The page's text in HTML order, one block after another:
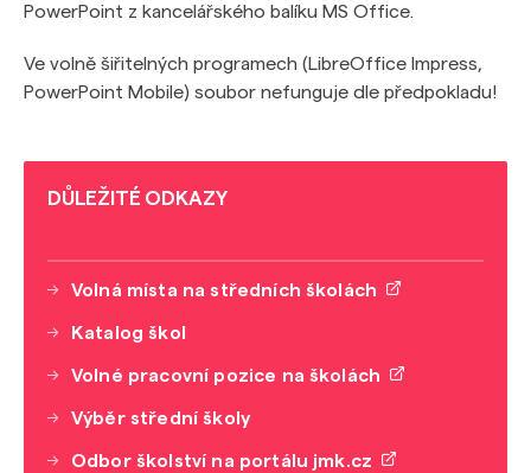
PowerPoint z kancelářského balíku MS Office.
Ve volně šiřitelných programech (LibreOffice Impress,
PowerPoint Mobile) soubor nefunguje dle předpokladu!
DŮLEŽITÉ ODKAZY
Volná místa na středních školách
Katalog škol
Volné pracovní pozice na školách
Výběr střední školy
Odbor školství na portálu jmk.cz